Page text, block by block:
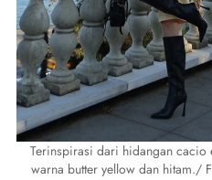
Terinspirasi dari hidangan
warna butter yellow dan hitam./